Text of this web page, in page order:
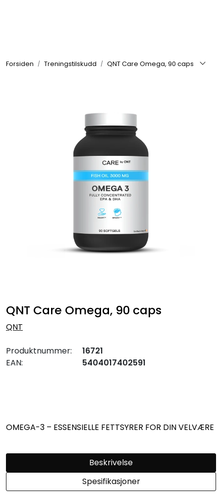
Forsiden Treningstilskudd QNT Care Omega, 90 caps
QNT Care Omega, 90 caps
QNT
Produktnummer:
16721
EAN:
5404017402591
OMEGA-3 – ESSENSIELLE FETTSYRER FOR DIN VELVÆRE
Beskrivelse
Spesifikasjoner
Nyheter
Tilbehør & Utstyr